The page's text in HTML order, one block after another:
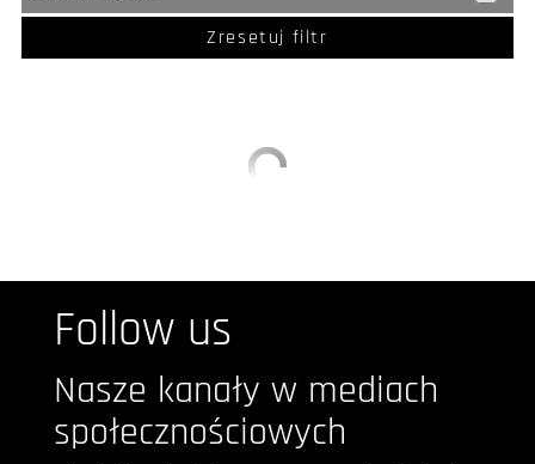
Zresetuj filtr
Follow us
Nasze kanały w mediach
społecznościowych